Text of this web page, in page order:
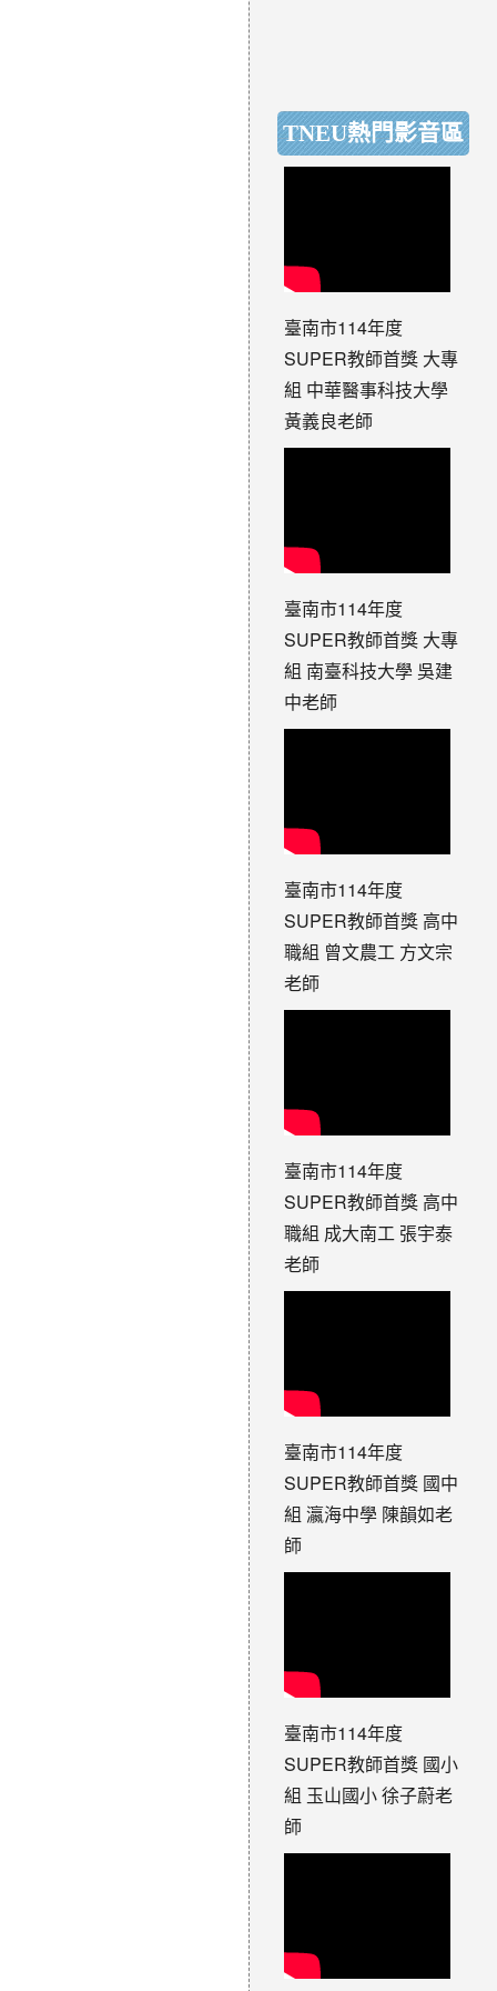
TNEU熱門影音區
臺南市114年度
SUPER教師首獎 大專
組 中華醫事科技大學
黃義良老師
臺南市114年度
SUPER教師首獎 大專
組 南臺科技大學 吳建
中老師
臺南市114年度
SUPER教師首獎 高中
職組 曾文農工 方文宗
老師
臺南市114年度
SUPER教師首獎 高中
職組 成大南工 張宇泰
老師
臺南市114年度
SUPER教師首獎 國中
組 瀛海中學 陳韻如老
師
臺南市114年度
SUPER教師首獎 國小
組 玉山國小 徐子蔚老
師